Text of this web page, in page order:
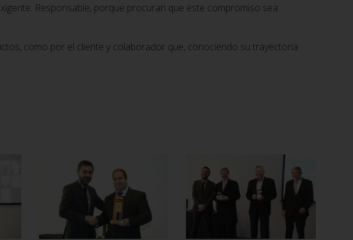
Responsable, porque procuran que este compromiso sea
como por el cliente y colaborador que, conociendo su trayectoria